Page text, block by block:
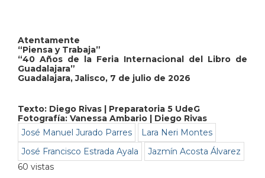
Atentamente
“Piensa y Trabaja”
“40 Años de la Feria Internacional del Libro de
Guadalajara”
Guadalajara, Jalisco, 7 de julio de 2026
Texto: Diego Rivas | Preparatoria 5 UdeG
Fotografía: Vanessa Ambario | Diego Rivas
José Manuel Jurado Parres
Lara Neri Montes
José Francisco Estrada Ayala
Jazmín Acosta Álvarez
60 vistas